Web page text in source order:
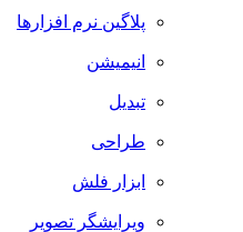
پلاگین نرم افزارها
انیمیشن
تبدیل
طراحی
ابزار فلش
ویرایشگر تصویر